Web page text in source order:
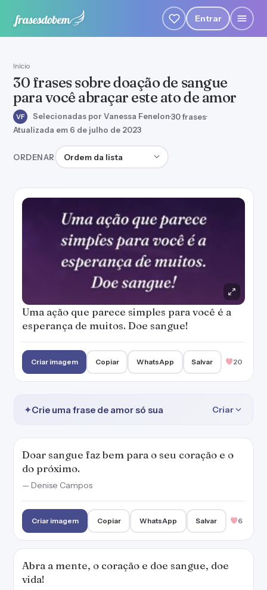
Entrar
Início
30 frases sobre doação de sangue
para você abraçar este ato de amor
VF Selecionadas por Vanessa Fenelon·30 frases·
Atualizada em 6 de julho de 2023
ORDENAR Ordenar frases
Uma ação que parece simples para você é a
esperança de muitos. Doe sangue!
Criar imagem Copiar WhatsApp Salvar 20
✦Crie uma frase de amor só sua Criar
Doar sangue faz bem para o seu coração e o
do próximo.
— Denise Campos
Criar imagem Copiar WhatsApp Salvar 6
Abra a mente, o coração e doe sangue, doe
vida!